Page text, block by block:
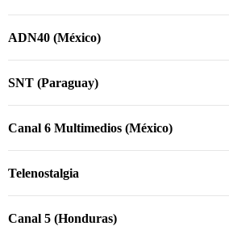
ADN40 (México)
SNT (Paraguay)
Canal 6 Multimedios (México)
Telenostalgia
Canal 5 (Honduras)